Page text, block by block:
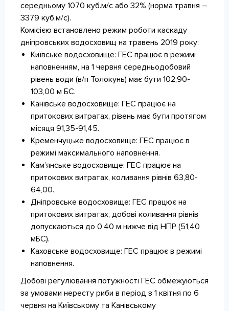
середньому 1070 куб.м/с або 32% (норма травня –
3379 куб.м/с).
Комісією встановлено режим роботи каскаду
дніпровських водосховищ на травень 2019 року:
Київське водосховище: ГЕС працює в режимі
наповненням, на 1 червня середньодобовий
рівень води (в/п Толокунь) має бути 102,90-
103,00 м БС.
Канівське водосховище: ГЕС працює на
притокових витратах, рівень має бути протягом
місяця 91,35-91,45.
Кременчуцьке водосховище: ГЕС працює в
режимі максимального наповнення.
Кам’янське водосховище: ГЕС працює на
притокових витратах, коливання рівнів 63,80-
64,00.
Дніпровське водосховище: ГЕС працює на
притокових витратах, добові коливання рівнів
допускаються до 0,40 м нижче від НПР (51,40
мБС).
Каховське водосховище: ГЕС працює в режимі
наповнення.
Добові регулювання потужності ГЕС обмежуються
за умовами нересту риби в період з 1 квітня по 6
червня на Київському та Канівському